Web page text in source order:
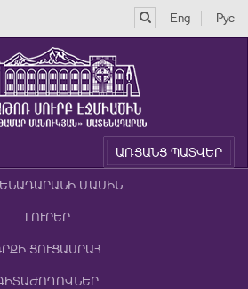
Eng Рус
ԱՌՑԱՆՑ ՊԱՏՎԵՐ
ՄԱՍԻՆ
ԼՈՒՐԵՐ
ՑՈՒՑԱՍՐԱՀ